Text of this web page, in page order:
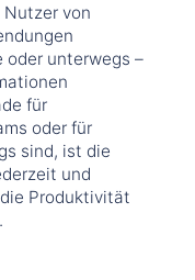
Nutzer von
oder unterwegs –
für
oder für
sind, ist die
und
Produktivität